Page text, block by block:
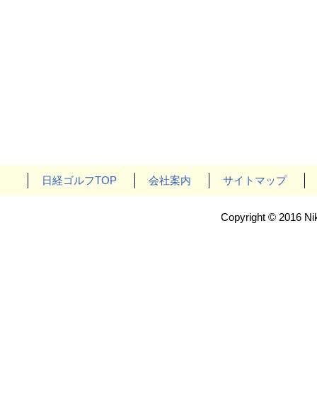
日経ゴルフTOP 会社案内 サイトマップ
Copyright © 2016